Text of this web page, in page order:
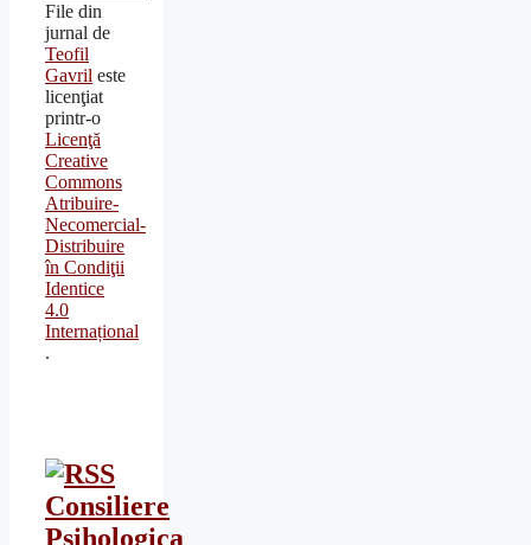
File din
jurnal de
Teofil
Gavril este
licenţiat
printr-o
Licenţă
Creative
Commons
Atribuire-
Necomercial-
Distribuire
în Condiţii
Identice
4.0
Internațional
.
Consiliere
Psihologica